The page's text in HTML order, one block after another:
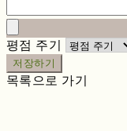
평점 주기
저장하기
목록으로 가기